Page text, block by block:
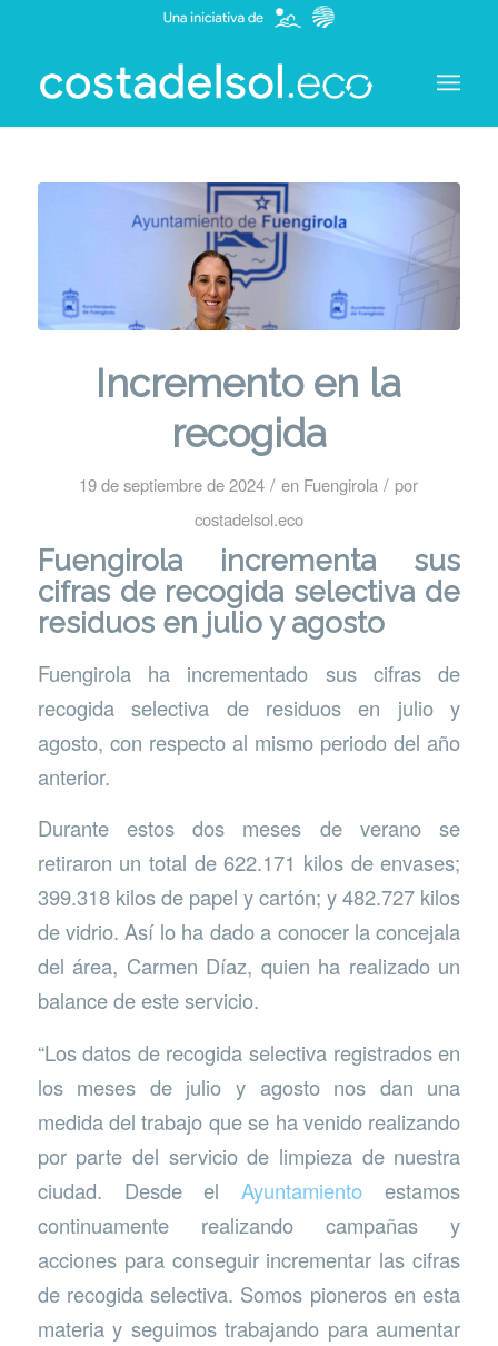
Incremento en la
recogida
19 de septiembre de 2024 / en Fuengirola / por
costadelsol.eco
Fuengirola incrementa sus
cifras de recogida selectiva de
residuos en julio y agosto
Fuengirola ha incrementado sus cifras de
recogida selectiva de residuos en julio y
agosto, con respecto al mismo periodo del año
anterior.
Durante estos dos meses de verano se
retiraron un total de 622.171 kilos de envases;
399.318 kilos de papel y cartón; y 482.727 kilos
de vidrio. Así lo ha dado a conocer la concejala
del área, Carmen Díaz, quien ha realizado un
balance de este servicio.
“Los datos de recogida selectiva registrados en
los meses de julio y agosto nos dan una
medida del trabajo que se ha venido realizando
por parte del servicio de limpieza de nuestra
ciudad. Desde elAyuntamiento estamos
continuamente realizando campañas y
acciones para conseguir incrementar las cifras
de recogida selectiva. Somos pioneros en esta
materia y seguimos trabajando para aumentar